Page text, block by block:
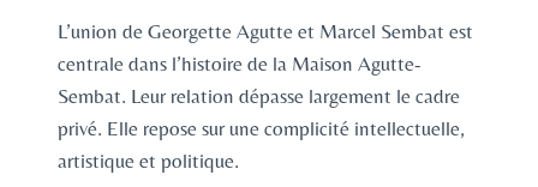
L’union de Georgette Agutte et Marcel Sembat est
centrale dans l’histoire de la Maison Agutte-
Sembat. Leur relation dépasse largement le cadre
privé. Elle repose sur une complicité intellectuelle,
artistique et politique.